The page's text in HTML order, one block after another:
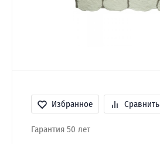
Избранное Сравнить
Гарантия 50 лет